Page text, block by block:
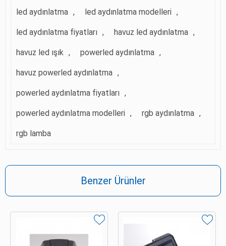
led aydınlatma , led aydınlatma modelleri ,
led aydınlatma fiyatları , havuz led aydınlatma ,
havuz led ışık , powerled aydınlatma ,
havuz powerled aydınlatma ,
powerled aydınlatma fiyatları ,
powerled aydınlatma modelleri , rgb aydınlatma ,
rgb lamba
Benzer Ürünler